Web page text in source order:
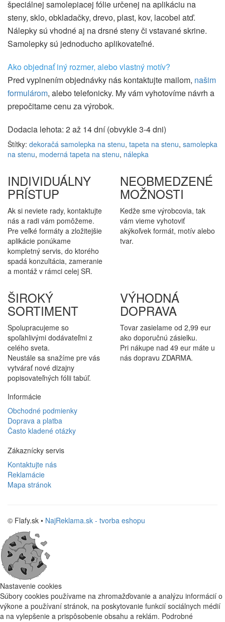
špeciálnej samolepiacej fólie určenej na aplikáciu na
steny, sklo, obkladačky, drevo, plast, kov, lacobel atď.
Nálepky sú vhodné aj na drsné steny či vstavané skrine.
Samolepky sú jednoducho aplikovateľné.
Ako objednať iný rozmer, alebo vlastný motív?
Pred vyplnením objednávky nás kontaktujte mailom, našim
formulárom, alebo telefonicky. My vám vyhotovíme návrh a
prepočitame cenu za výrobok.
Dodacia lehota: 2 až 14 dní (obvykle 3-4 dni)
Štítky: dekoračá samolepka na stenu, tapeta na stenu, samolepka
na stenu, moderná tapeta na stenu, nálepka
INDIVIDUÁLNY
PRÍSTUP
Ak si neviete rady, kontaktujte
nás a radi vám pomôžeme.
Pre veľké formáty a zložitejšie
aplikácie ponúkame
kompletný servis, do ktorého
spadá konzultácia, zameranie
a montáž v rámci celej SR.
NEOBMEDZENÉ
MOŽNOSTI
Kedže sme výrobcovia, tak
vám vieme vyhotoviť
akýkoľvek formát, motív alebo
tvar.
ŠIROKÝ
SORTIMENT
Spolupracujeme so
spoľahlivými dodávateľmi z
celého sveta.
Neustále sa snažíme pre vás
vytvárať nové dizajny
popisovateľných fólii tabúľ.
VÝHODNÁ
DOPRAVA
Tovar zasielame od 2,99 eur
ako doporučnú zásielku.
Pri nákupe nad 49 eur máte u
nás dopravu ZDARMA.
Informácie
Obchodné podmienky
Doprava a platba
Často kladené otázky
Zákaznícky servis
Kontaktujte nás
Reklamácie
Mapa stránok
© Flafy.sk • NajReklama.sk - tvorba eshopu
Nastavenie cookies
Súbory cookies používame na zhromažďovanie a analýzu informácií o
výkone a používaní stránok, na poskytovanie funkcií sociálnych médií
a na vylepšenie a prispôsobenie obsahu a reklám. Podrobné